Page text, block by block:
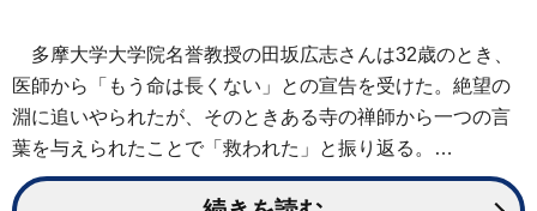
多摩大学大学院名誉教授の田坂広志さんは32歳のとき、
医師から「もう命は長くない」との宣告を受けた。絶望の
淵に追いやられたが、そのときある寺の禅師から一つの言
葉を与えられたことで「救われた」と振り返る。…